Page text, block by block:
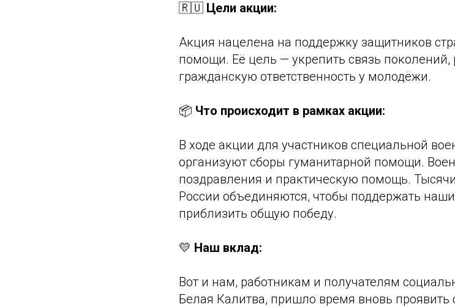
🇷🇺 Цели акции:
Акция нацелена на поддержку защитников
помощи. Её цель — укрепить связь поколений,
гражданскую ответственность у молодёжи.
📦 Что происходит в рамках акции:
В ходе акции для участников специальной
организуют сборы гуманитарной помощи.
поздравления и практическую помощь.
России объединяются, чтобы поддержать
приблизить общую победу.
💛 Наш вклад:
Вот и нам, работникам и получателям
Белая Калитва, пришло время вновь проявить